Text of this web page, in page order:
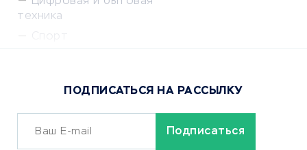
техника
Сервисы доставки
ОБУЧЕНИЕ И РАБОТА
ПОДПИСАТЬСЯ НА РАССЫЛКУ